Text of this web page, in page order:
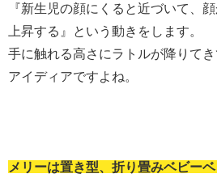
『新生児の顔にくると近づいて、
上昇する』という動きをします。
手に触れる高さにラトルが降りて
アイディアですよね。
メリーは置き型、折り畳みベビー